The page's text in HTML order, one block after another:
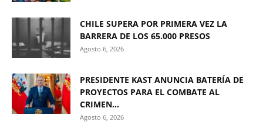
CHILE SUPERA POR PRIMERA VEZ LA
BARRERA DE LOS 65.000 PRESOS
Agosto 6, 2026
PRESIDENTE KAST ANUNCIA BATERÍA DE
PROYECTOS PARA EL COMBATE AL
CRIMEN...
Agosto 6, 2026